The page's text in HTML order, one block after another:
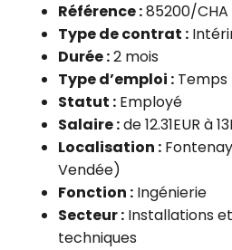
Référence :85200/CHA
Type de contrat :
Durée :2 mois
Type d’emploi : Temps
Statut : Employé
Salaire :de 12.31EUR à
Localisation :
Vendée)
Fonction : Ingénierie
Secteur : Installations
techniques